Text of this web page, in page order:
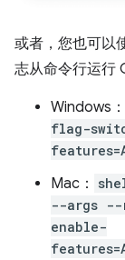
或者，您也可以
志从命令行运行
Windows：
flag-
Mac：
--args --
enable-